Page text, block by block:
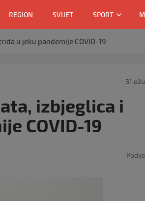
REGION SVIJET SPORT
u jeku pandemije COVID-19
31
izbjeglica i
COVID-19